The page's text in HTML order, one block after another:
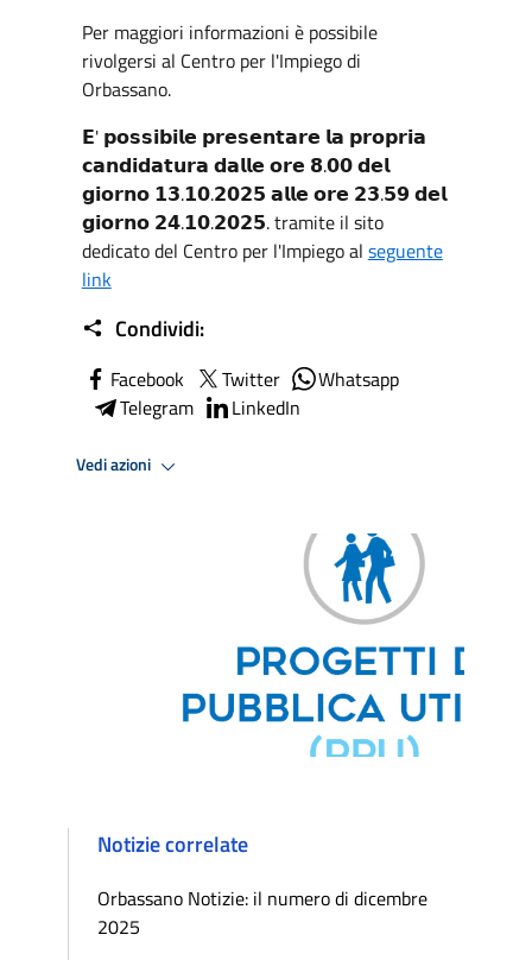
Per maggiori informazioni è possibile
rivolgersi al Centro per l'Impiego di
Orbassano.
𝗘' 𝗽𝗼𝘀𝘀𝗶𝗯𝗶𝗹𝗲 𝗽𝗿𝗲𝘀𝗲𝗻𝘁𝗮𝗿𝗲 𝗹𝗮 𝗽𝗿𝗼𝗽𝗿𝗶𝗮
𝗰𝗮𝗻𝗱𝗶𝗱𝗮𝘁𝘂𝗿𝗮 𝗱𝗮𝗹𝗹𝗲 𝗼𝗿𝗲 𝟴.𝟬𝟬 𝗱𝗲𝗹
𝗴𝗶𝗼𝗿𝗻𝗼 𝟭𝟯.𝟭𝟬.𝟮𝟬𝟮𝟱 𝗮𝗹𝗹𝗲 𝗼𝗿𝗲 𝟮𝟯.𝟱𝟵 𝗱𝗲𝗹
𝗴𝗶𝗼𝗿𝗻𝗼 𝟮𝟰.𝟭𝟬.𝟮𝟬𝟮𝟱. tramite il sito
dedicato del Centro per l'Impiego al seguente
link
Condividi:
Facebook Twitter
Whatsapp
Telegram
LinkedIn
Vedi azioni
Notizie correlate
Orbassano Notizie: il numero di dicembre
2025